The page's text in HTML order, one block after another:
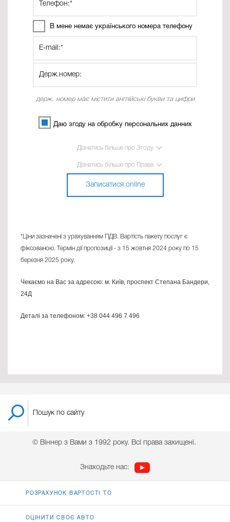
В мене немає українського номера телефону
держ. номер має містити англійські букви та цифри
Даю згоду на обробку персональних данних
Дізнатись більше про Згоду
Дізнатись більше про Права
Записатися online
*Ціни зазначені з урахуванням ПДВ. Вартість пакету послуг є
фіксованою. Термін дії пропозиції - з 15 жовтня 2024 року по 15
березня 2025 року.
Чекаємо на Вас за адресою: м. Київ, проспект Степана Бандери,
24Д
Деталі за телефоном: +38 044 496 7 496
© Віннер з Вами з 1992 року. Всі права захищені.
Знаходьте нас:
РОЗРАХУНОК ВАРТОСТІ ТО
ОЦІНИТИ СВОЄ АВТО